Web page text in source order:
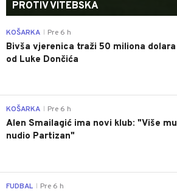
PROTIV VITEBSKA
KOŠARKA Pre 6 h
Bivša vjerenica traži 50 miliona dolara
od Luke Dončića
KOŠARKA Pre 6 h
Alen Smailagić ima novi klub: "Više mu
nudio Partizan"
FUDBAL Pre 6 h